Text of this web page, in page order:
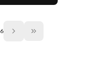
z produktami
Przejdź do